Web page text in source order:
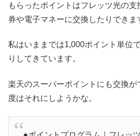
もらったポイントはフレッツ光の
券や電子マネーに交換したりできま
私はいままでは1,000ポイント単位
りしてきています。
楽天のスーパーポイントにも交換が
度はそれにしようかな。